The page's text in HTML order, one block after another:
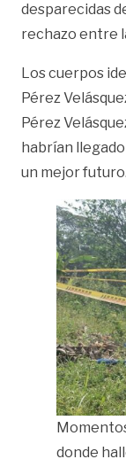
desparecidas
rechazo entre
Los cuerpos
Pérez
Pérez
habrían
un mejor futuro.
donde